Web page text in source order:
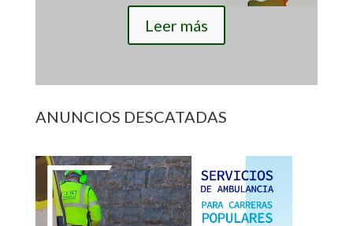
Leer más
ANUNCIOS DESCATADAS